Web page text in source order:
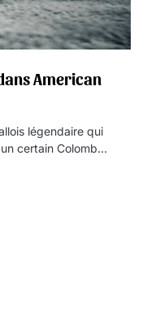
American
légendaire qui
certain Colomb…